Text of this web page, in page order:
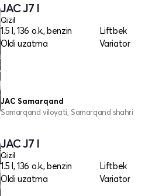
JAC J7 I
Qizil
1.5 l, 136 o.k., benzin
Liftbek
Oldi uzatma
Variator
JAC Samarqand
Samarqand viloyati, Samarqand shahri
JAC J7 I
Qizil
1.5 l, 136 o.k., benzin
Liftbek
Oldi uzatma
Variator